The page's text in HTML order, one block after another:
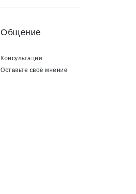
Общение
Консультации
Оставьте своё мнение